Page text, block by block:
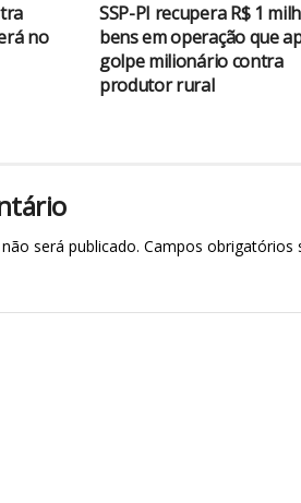
no
SSP-PI recupera R$ 1
bens em operação que
golpe milionário contra
produtor rural
será publicado. Campos obrigatórios